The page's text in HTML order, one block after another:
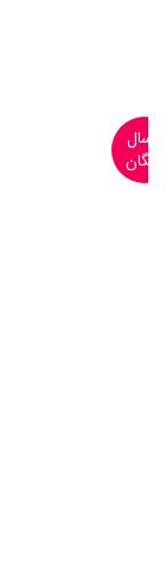
ارسال
رایگان